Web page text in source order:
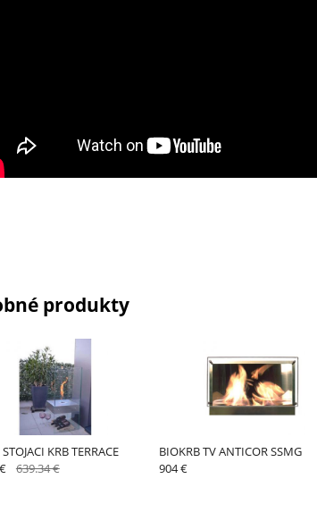
produkty
KRB TERRACE
639.34 €
BIOKRB TV ANTICOR SSMG
904 €